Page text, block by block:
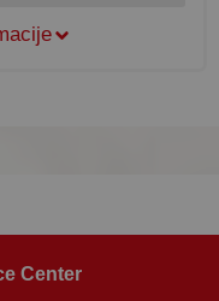
Center